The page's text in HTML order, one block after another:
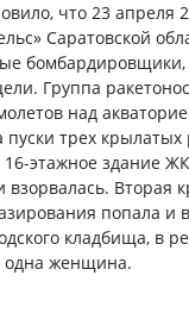
что 23 апреля
Саратовской
бомбардировщики,
Группа
над
трех крылатых
этажное здание
взорвалась. Вторая
попала и
кладбища, в
одна женщина.